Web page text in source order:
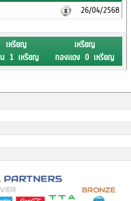
26/04/2568
เหรียญ
น 1 เหรียญ
เหรียญ
ทองแดง 0 เหรียญ